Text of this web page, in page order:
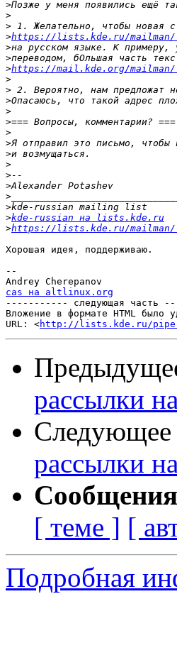
>
>
>
>https://lists.kde.ru/
>
>
>https://mail.kde.org/
>
> 2. Вероятно, нам предложат
>
>
>
>
>
>
>
>
>
>
>
>kde-russian на lists.kde.ru
>https://lists.kde.ru/
Хорошая идея, поддерживаю.
--
cas на altlinux.org
----------- следующая часть
Вложение в формате HTML было
URL: <http://lists.kde.ru/
рассылки
рассылки
[ теме ] [
Подробная